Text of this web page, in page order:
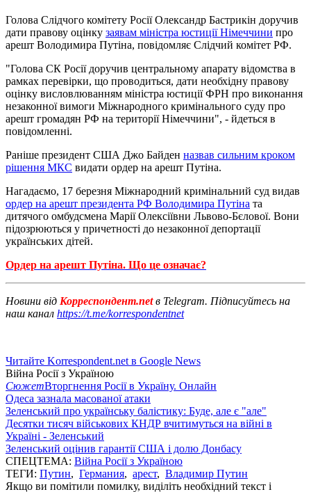
Голова Слідчого комітету Росії Олександр Бастрикін доручив
дати правову оцінку заявам міністра юстиції Німеччини про
арешт Володимира Путіна, повідомляє Слідчий комітет РФ.
"Голова СК Росії доручив центральному апарату відомства в
рамках перевірки, що проводиться, дати необхідну правову
оцінку висловлюванням міністра юстиції ФРН про виконання
незаконної вимоги Міжнародного кримінального суду про
арешт громадян РФ на території Німеччини", - йдеться в
повідомленні.
Раніше президент США Джо Байден назвав сильним кроком
рішення МКС видати ордер на арешт Путіна.
Нагадаємо, 17 березня Міжнародний кримінальний суд видав
ордер на арешт президента РФ Володимира Путіна та
дитячого омбудсмена Марії Олексіївни Львово-Бєлової. Вони
підозрюються у причетності до незаконної депортації
українських дітей.
Ордер на арешт Путіна. Що це означає?
Новини від Корреспондент.netв Telegram. Підписуйтесь на
наш канал https://t.me/korrespondentnet
Читайте Korrespondent.net в Google News
Війна Росії з Україною
СюжетВторгнення Росії в Україну. Онлайн
Одеса зазнала масованої атаки
Зеленський про українську балістику: Буде, але є "але"
Десятки тисяч військових КНДР вчитимуться на війні в
Україні - Зеленський
Зеленський оцінив гарантії США і долю Донбасу
СПЕЦТЕМА: Війна Росії з Україною
ТЕГИ: Путин, Германия, арест, Владимир Путин
Якщо ви помітили помилку, виділіть необхідний текст і